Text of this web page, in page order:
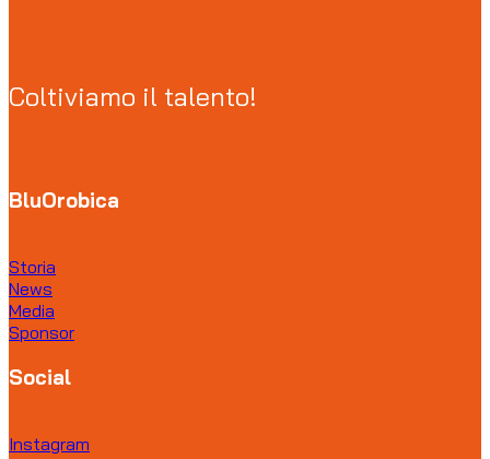
Coltiviamo il talento!
BluOrobica
Storia
News
Media
Sponsor
Social
Instagram